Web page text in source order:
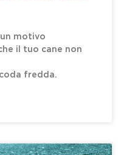
un motivo
il tuo cane non
fredda.